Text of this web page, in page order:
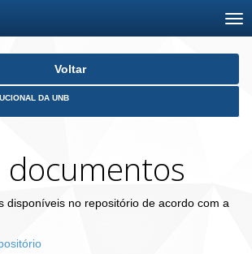
Voltar
DA UNB
documentos
disponíveis no repositório de acordo com a